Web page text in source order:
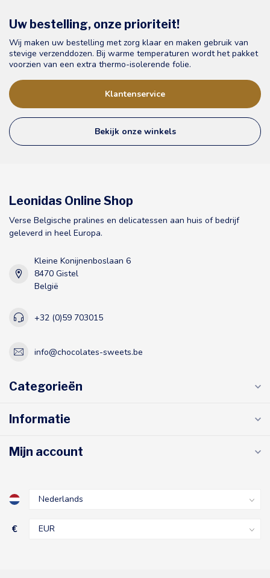
Uw bestelling, onze prioriteit!
Wij maken uw bestelling met zorg klaar en maken gebruik van
stevige verzenddozen. Bij warme temperaturen wordt het pakket
voorzien van een extra thermo-isolerende folie.
Klantenservice
Bekijk onze winkels
Leonidas Online Shop
Verse Belgische pralines en delicatessen aan huis of bedrijf
geleverd in heel Europa.
Kleine Konijnenboslaan 6
8470 Gistel
België
+32 (0)59 703015
info@chocolates-sweets.be
Categorieën
Informatie
Mijn account
€